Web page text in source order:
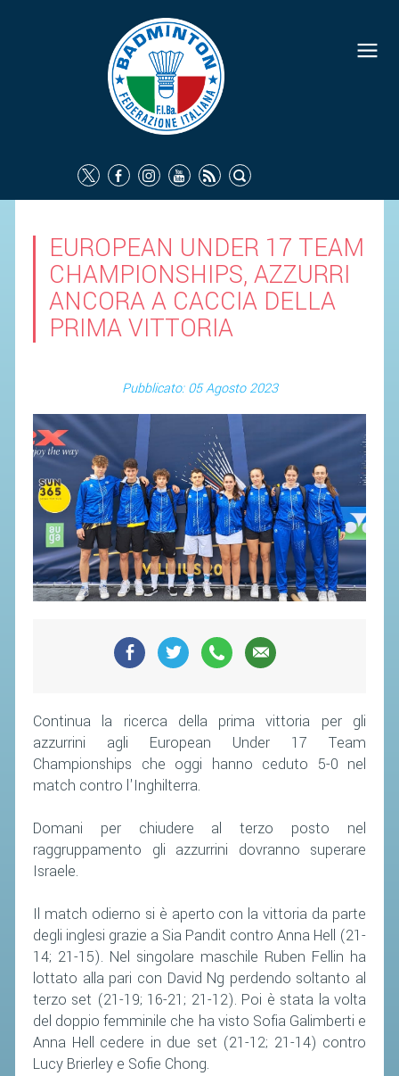
EUROPEAN UNDER 17 TEAM
CHAMPIONSHIPS, AZZURRI
ANCORA A CACCIA DELLA
PRIMA VITTORIA
Pubblicato: 05 Agosto 2023
Continua la ricerca della prima vittoria per gli
azzurrini agli European Under 17 Team
Championships che oggi hanno ceduto 5-0 nel
match contro l'Inghilterra.
Domani per chiudere al terzo posto nel
raggruppamento gli azzurrini dovranno superare
Israele.
Il match odierno si è aperto con la vittoria da parte
degli inglesi grazie a Sia Pandit contro Anna Hell (21-
14; 21-15). Nel singolare maschile Ruben Fellin ha
lottato alla pari con David Ng perdendo soltanto al
terzo set (21-19; 16-21; 21-12). Poi è stata la volta
del doppio femminile che ha visto Sofia Galimberti e
Anna Hell cedere in due set (21-12; 21-14) contro
Lucy Brierley e Sofie Chong.